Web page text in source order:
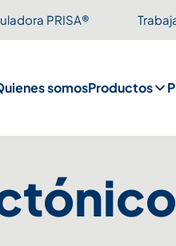
PRISA®
somosProductos